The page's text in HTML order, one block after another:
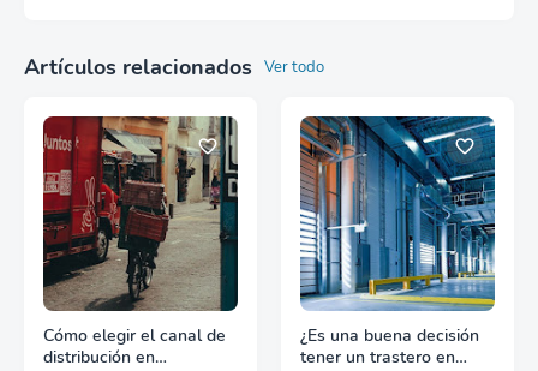
Artículos relacionados Ver todo
Cómo elegir el canal de
distribución en
¿Es una buena decisión
tener un trastero en